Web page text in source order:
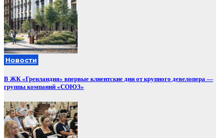
Новости
В ЖК «Гренландия» впервые клиентские дни от крупного девелопера —
группы компаний «СОЮЗ»